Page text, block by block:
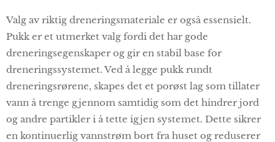
Valg av riktig dreneringsmateriale er også essensielt.
Pukk er et utmerket valg fordi det har gode
dreneringsegenskaper og gir en stabil base for
dreneringssystemet. Ved å legge pukk rundt
dreneringsrørene, skapes det et porøst lag som tillater
vann å trenge gjennom samtidig som det hindrer jord
og andre partikler i å tette igjen systemet. Dette sikrer
en kontinuerlig vannstrøm bort fra huset og reduserer